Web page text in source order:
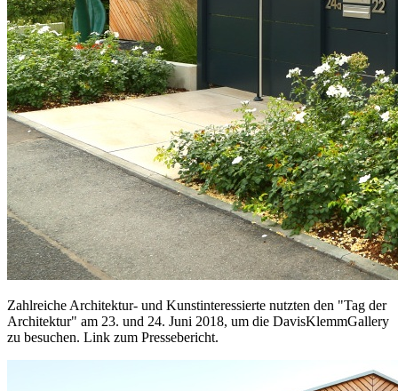
Zahlreiche Architektur- und Kunstinteressierte nutzten den "Tag der
Architektur" am 23. und 24. Juni 2018, um die DavisKlemmGallery
zu besuchen. Link zum Pressebericht.